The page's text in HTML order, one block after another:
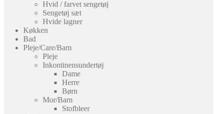
Hvid / farvet sengetøj
Sengetøj sæt
Hvide lagner
Køkken
Bad
Pleje/Care/Barn
Pleje
Inkontinensundertøj
Dame
Herre
Børn
Mor/Barn
Stofbleer